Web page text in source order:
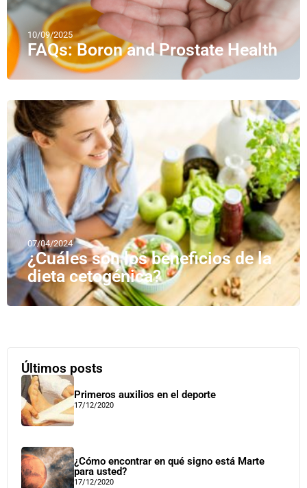
10/09/2025
FAQs: Boron and Prostate Health
07/04/2024
¿Cuáles son los beneficios de la
dieta cetogénica?
Últimos posts
Primeros auxilios en el deporte
17/12/2020
¿Cómo encontrar en qué signo está Marte
para usted?
17/12/2020